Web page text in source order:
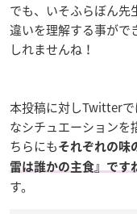
でも、いそふらぼん先
違いを理解する事がで
しれませんね！
本投稿に対しTwitterで
なシチュエーションを
ちらにも それぞれの味
雷は誰かの主食』です
す。